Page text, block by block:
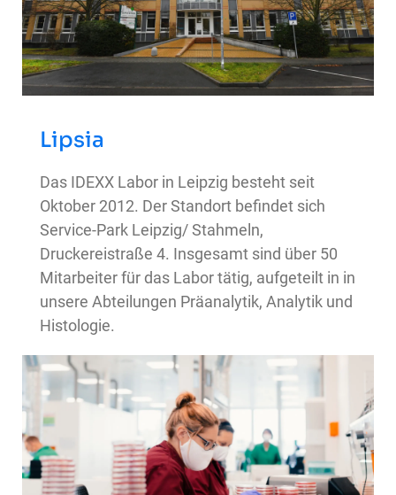
Lipsia
Das IDEXX Labor in Leipzig besteht seit
Oktober 2012. Der Standort befindet sich
Service-Park Leipzig/ Stahmeln,
Druckereistraße 4. Insgesamt sind über 50
Mitarbeiter für das Labor tätig, aufgeteilt in in
unsere Abteilungen Präanalytik, Analytik und
Histologie.